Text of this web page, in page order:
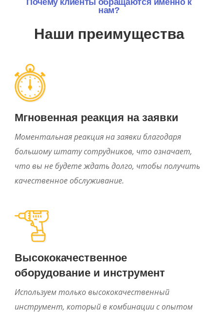
нам?
Наши преимущества
Мгновенная реакция на заявки
Моментальная реакция на заявки благодаря
большому штату сотрудников, что означает,
что вы не будете ждать долго, чтобы получить
качественное обслуживание.
Высококачественное
оборудование и инструмент
Используем только высококачественный
инструмент, который в комбинации с опытом